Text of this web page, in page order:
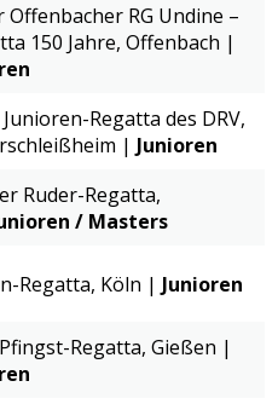
Offenbacher RG Undine –
150 Jahre, Offenbach |
Regatta des DRV,
| Junioren
Ruder-Regatta,
/ Masters
Regatta, Köln | Junioren
Regatta, Gießen |